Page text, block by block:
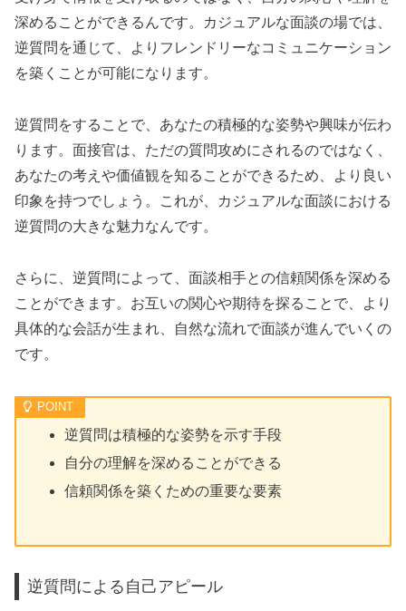
深めることができるんです。カジュアルな面談の場では、
逆質問を通じて、よりフレンドリーなコミュニケーション
を築くことが可能になります。
逆質問をすることで、あなたの積極的な姿勢や興味が伝わ
ります。面接官は、ただの質問攻めにされるのではなく、
あなたの考えや価値観を知ることができるため、より良い
印象を持つでしょう。これが、カジュアルな面談における
逆質問の大きな魅力なんです。
さらに、逆質問によって、面談相手との信頼関係を深める
ことができます。お互いの関心や期待を探ることで、より
具体的な会話が生まれ、自然な流れで面談が進んでいくの
です。
逆質問は積極的な姿勢を示す手段
自分の理解を深めることができる
信頼関係を築くための重要な要素
逆質問による自己アピール